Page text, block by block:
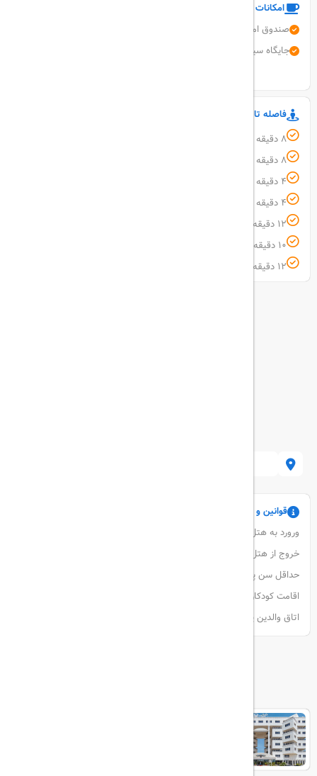
امکانات و خدمات هتل
صندوق امانات
جایگاه سیگار کشیدن
فاصله تا مکان های مهم
8 دقیقه با خودرو فاصله تا فرودگاه بین المللی کیش
8 دقیقه پیاده فاصله تا اسکله قدیمی
4 دقیقه با خودرو فاصله تا پارک ساحلی
4 دقیقه با خودرو فاصله تا مرکز خرید پردیس 1 و 2
12 دقیقه با خودرو فاصله تا ساحل کشتی یونانی
10 دقیقه با خودرو فاصله تا پارک دلفیناریوم کیش
12 دقیقه با خودرو فاصله تا اوشن پارک
قوانین و مقررات
ورورد به هتل : ساعت 2 بعدازظهر
خروج از هتل : ساعت 12 ظهر
حداقل سن پذیرش 18 سال است
اتاق والدین یا سرپرست، رایگان است.